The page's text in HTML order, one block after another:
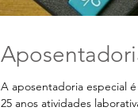
A aposentadoria especial
25 anos atividades